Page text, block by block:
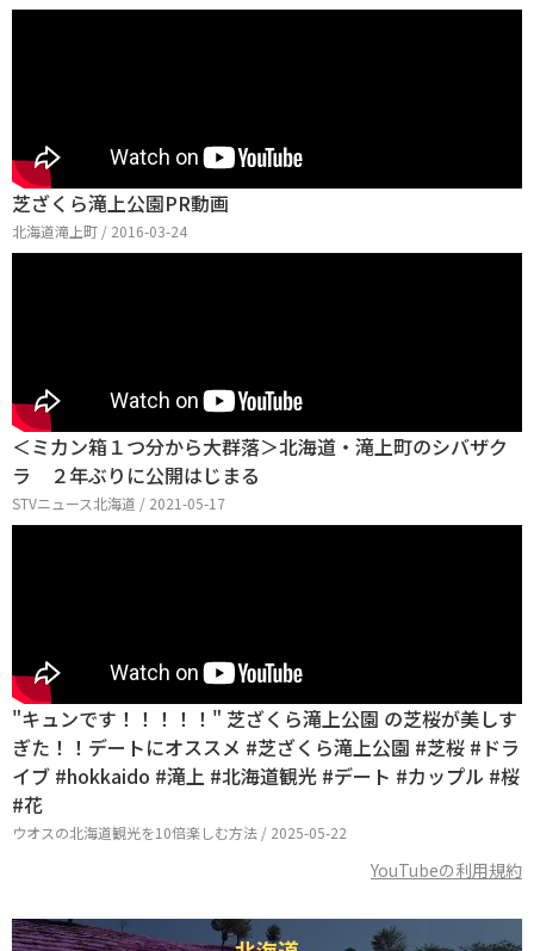
芝ざくら滝上公園PR動画
北海道滝上町 / 2016-03-24
＜ミカン箱１つ分から大群落＞北海道・滝上町のシバザク
ラ ２年ぶりに公開はじまる
STVニュース北海道 / 2021-05-17
"キュンです！！！！！" 芝ざくら滝上公園 の芝桜が美しす
ぎた！！デートにオススメ #芝ざくら滝上公園 #芝桜 #ドラ
イブ #hokkaido #滝上 #北海道観光 #デート #カップル #桜
#花
ウオスの北海道観光を10倍楽しむ方法 / 2025-05-22
YouTubeの利用規約